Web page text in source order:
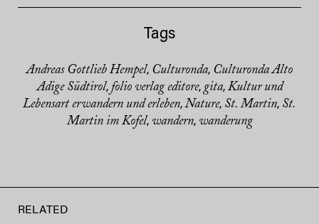
Tags
Andreas Gottlieb Hempel, Culturonda, Culturonda Alto
Adige Südtirol, folio verlag editore, gita, Kultur und
Lebensart erwandern und erleben,Nature, St. Martin, St.
Martin im Kofel, wandern, wanderung
RELATED